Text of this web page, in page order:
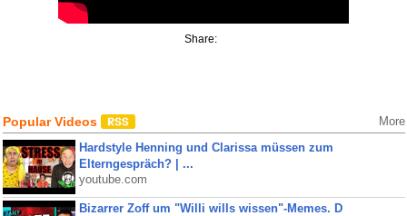
Share:
Popular Videos More
Hardstyle Henning und Clarissa müssen zum
Elterngespräch? | ...
youtube.com
Bizarrer Zoff um "Willi wills wissen"-Memes. D